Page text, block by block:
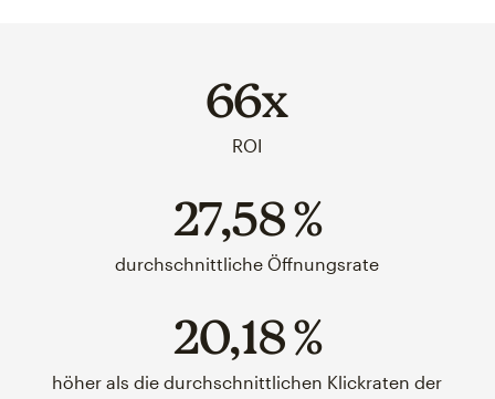
66x
ROI
27,58 %
durchschnittliche Öffnungsrate
20,18 %
höher als die durchschnittlichen Klickraten der